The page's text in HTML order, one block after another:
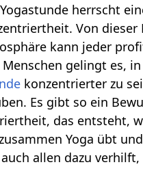
herrscht
Von
kann jeder
gelingt es,
konzentrierter zu
Es gibt so ein
das entsteht,
Yoga übt
auch allen dazu